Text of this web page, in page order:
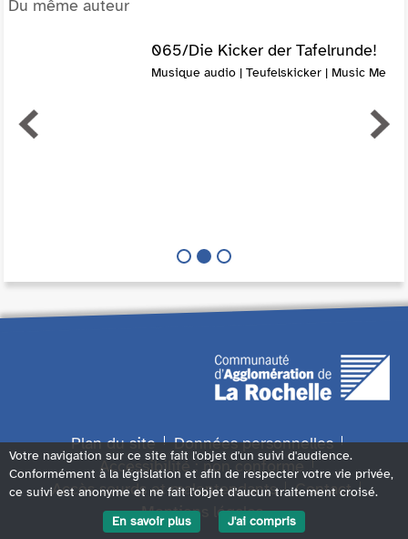
Du même auteur
065/Die Kicker der Tafelrunde!
Musique audio | Teufelskicker | Music Me
Plan du site
Données personnelles
Accessibilité : non conforme
Accès sourds et malentendants
Contact
Mentions légales
Votre navigation sur ce site fait l'objet d'un suivi d'audience.
Conformément à la législation et afin de respecter votre vie privée,
ce suivi est anonyme et ne fait l'objet d'aucun traitement croisé.
En savoir plus
J'ai compris